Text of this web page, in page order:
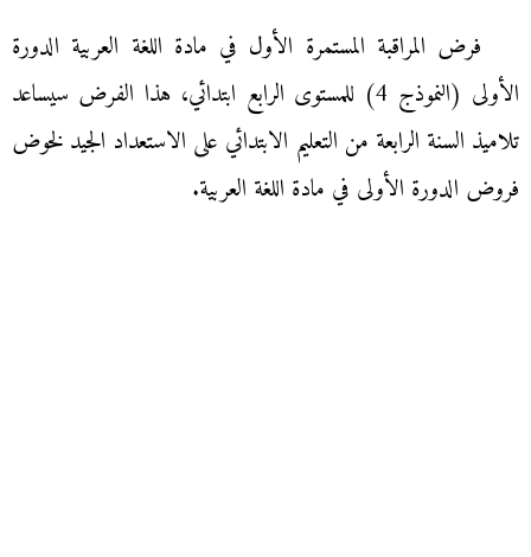
فرض المراقبة المستمرة الأول في مادة اللغة العربية الدورة
الأولى (النموذج 4) للمستوى الرابع ابتدائي، هذا الفرض سيساعد
تلاميذ السنة الرابعة من التعليم الابتدائي على الاستعداد الجيد لخوض
فروض الدورة الأولى في مادة اللغة العربية.